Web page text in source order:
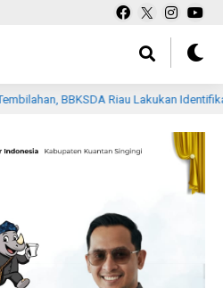
Riau Lakukan Identifikasi 7